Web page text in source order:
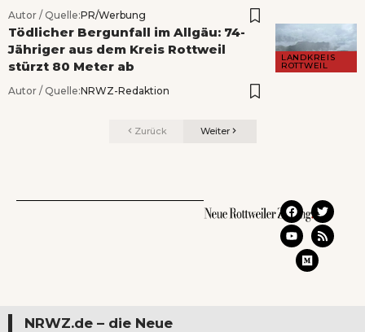
Autor / Quelle:PR/Werbung
LANDKREIS
ROTTWEIL
Tödlicher Bergunfall im Allgäu: 74-
Jähriger aus dem Kreis Rottweil
stürzt 80 Meter ab
Autor / Quelle:NRWZ-Redaktion
Zurück Weiter
NRWZ.de – die Neue